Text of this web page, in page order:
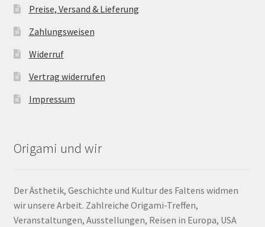
Preise, Versand & Lieferung
Zahlungsweisen
Widerruf
Vertrag widerrufen
Impressum
Origami und wir
Der Ästhetik, Geschichte und Kultur des Faltens widmen
wir unsere Arbeit. Zahlreiche Origami-Treffen,
Veranstaltungen, Ausstellungen, Reisen in Europa, USA